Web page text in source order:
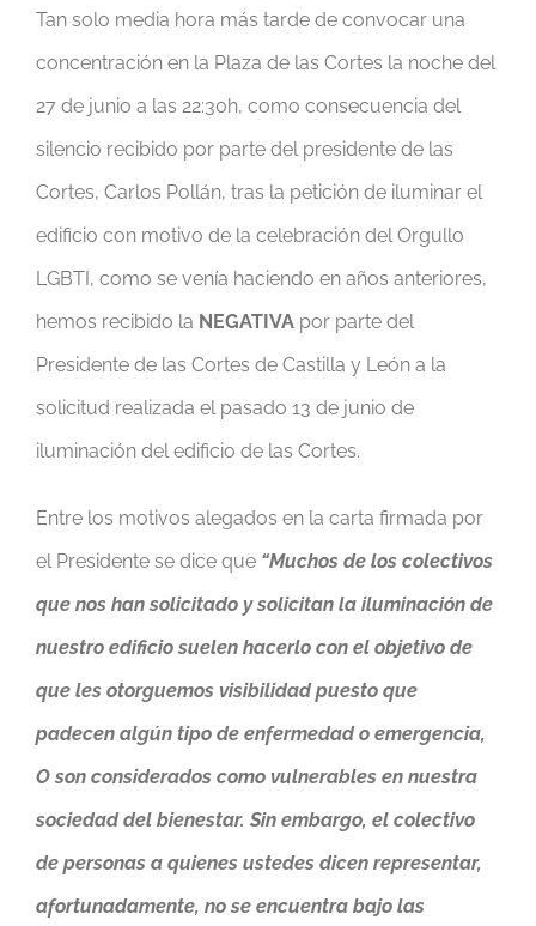
Tan solo media hora más tarde de convocar una
concentración en la Plaza de las Cortes la noche del
27 de junio a las 22:30h, como consecuencia del
silencio recibido por parte del presidente de las
Cortes, Carlos Pollán, tras la petición de iluminar el
edificio con motivo de la celebración del Orgullo
LGBTI, como se venía haciendo en años anteriores,
hemos recibido la NEGATIVA por parte del
Presidente de las Cortes de Castilla y León a la
solicitud realizada el pasado 13 de junio de
iluminación del edificio de las Cortes.
Entre los motivos alegados en la carta firmada por
el Presidente se dice que “Muchos de los colectivos
que nos han solicitado y solicitan la iluminación de
nuestro edificio suelen hacerlo con el objetivo de
que les otorguemos visibilidad puesto que
padecen algún tipo de enfermedad o emergencia,
O son considerados como vulnerables en nuestra
sociedad del bienestar. Sin embargo, el colectivo
de personas a quienes ustedes dicen representar,
afortunadamente, no se encuentra bajo las